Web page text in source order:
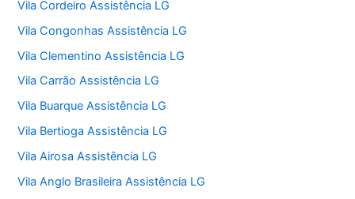
Vila Cordeiro Assistência LG
Vila Congonhas Assistência LG
Vila Clementino Assistência LG
Vila Carrão Assistência LG
Vila Buarque Assistência LG
Vila Bertioga Assistência LG
Vila Airosa Assistência LG
Vila Anglo Brasileira Assistência LG